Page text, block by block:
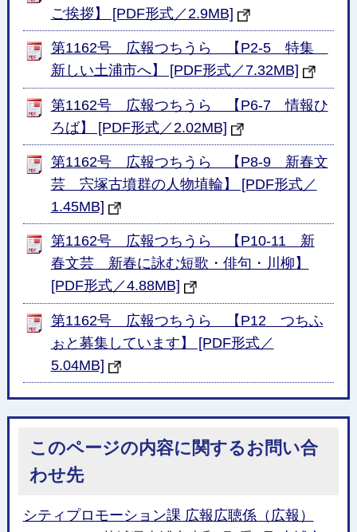
ご挨拶】 [PDF形式／2.9MB]
第1162号 広報つちうら 【P2-5 特集
新しい土浦市へ】 [PDF形式／7.32MB]
第1162号 広報つちうら 【P6-7 情報ひ
ろば】 [PDF形式／2.02MB]
第1162号 広報つちうら 【P8-9 新春文
芸 宍塚古墳群の人物埴輪】 [PDF形式／
1.45MB]
第1162号 広報つちうら 【P10-11 新
春文芸 新春に詠む短歌・俳句・川柳】
[PDF形式／4.88MB]
第1162号 広報つちうら 【P12 つちふ
ぉと募集しています】 [PDF形式／
5.04MB]
このページの内容に関するお問い合
わせ先
シティプロモーション課 広報広聴係（広報）